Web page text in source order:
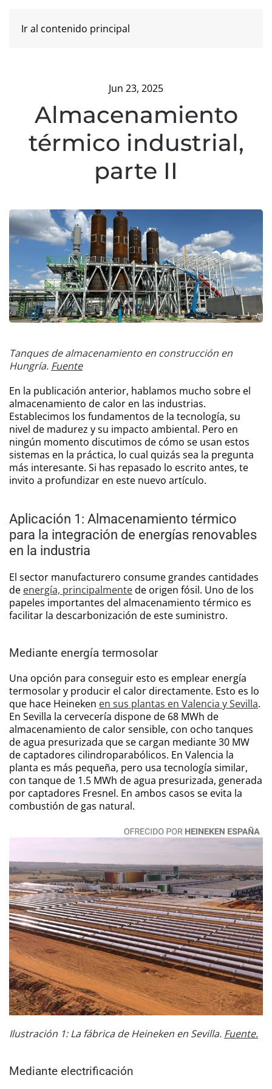
Ir al contenido principal
Jun 23, 2025
Almacenamiento
térmico industrial,
parte II
Tanques de almacenamiento en construcción en
Hungría. Fuente
En la publicación anterior, hablamos mucho sobre el
almacenamiento de calor en las industrias.
Establecimos los fundamentos de la tecnología, su
nivel de madurez y su impacto ambiental. Pero en
ningún momento discutimos de cómo se usan estos
sistemas en la práctica, lo cual quizás sea la pregunta
más interesante. Si has repasado lo escrito antes, te
invito a profundizar en este nuevo artículo.
Aplicación 1: Almacenamiento térmico
para la integración de energías renovables
en la industria
El sector manufacturero consume grandes cantidades
de energía, principalmentede origen fósil. Uno de los
papeles importantes del almacenamiento térmico es
facilitar la descarbonización de este suministro.
Mediante energía termosolar
Una opción para conseguir esto es emplear energía
termosolar y producir el calor directamente. Esto es lo
que hace Heineken en sus plantas en Valencia y Sevilla.
En Sevilla la cervecería dispone de 68 MWh de
almacenamiento de calor sensible, con ocho tanques
de agua presurizada que se cargan mediante 30 MW
de captadores cilindroparabólicos. En Valencia la
planta es más pequeña, pero usa tecnología similar,
con tanque de 1.5 MWh de agua presurizada, generada
por captadores Fresnel. En ambos casos se evita la
combustión de gas natural.
Ilustración 1: La fábrica de Heineken en Sevilla. Fuente.
Mediante electrificación